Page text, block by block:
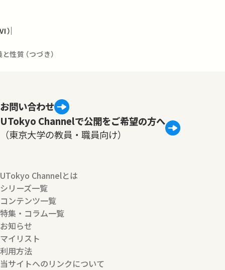
）
質（つづき）
お問い合わせ
UTokyo Channelで公開をご希望の方へ
（東京大学の教員・職員向け）
UTokyo Channelとは
シリーズ一覧
コンテンツ一覧
特集・コラム一覧
お知らせ
マイリスト
利用方法
当サイトへのリンクについて